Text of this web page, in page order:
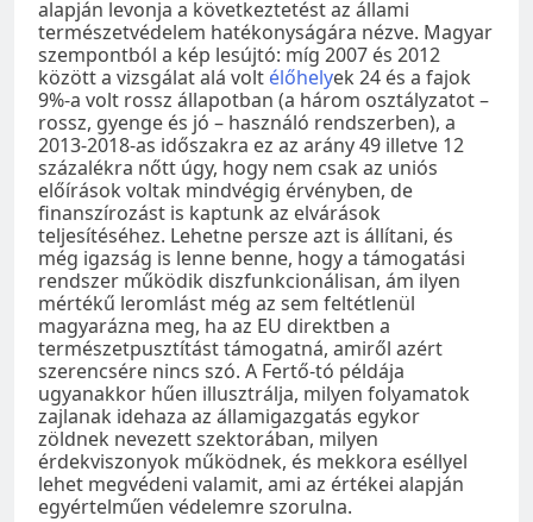
alapján levonja a következtetést az állami
természetvédelem hatékonyságára nézve. Magyar
szempontból a kép lesújtó: míg 2007 és 2012
között a vizsgálat alá volt élőhelyek 24 és a fajok
9%-a volt rossz állapotban (a három osztályzatot –
rossz, gyenge és jó – használó rendszerben), a
2013-2018-as időszakra ez az arány 49 illetve 12
százalékra nőtt úgy, hogy nem csak az uniós
előírások voltak mindvégig érvényben, de
finanszírozást is kaptunk az elvárások
teljesítéséhez. Lehetne persze azt is állítani, és
még igazság is lenne benne, hogy a támogatási
rendszer működik diszfunkcionálisan, ám ilyen
mértékű leromlást még az sem feltétlenül
magyarázna meg, ha az EU direktben a
természetpusztítást támogatná, amiről azért
szerencsére nincs szó. A Fertő-tó példája
ugyanakkor hűen illusztrálja, milyen folyamatok
zajlanak idehaza az államigazgatás egykor
zöldnek nevezett szektorában, milyen
érdekviszonyok működnek, és mekkora eséllyel
lehet megvédeni valamit, ami az értékei alapján
egyértelműen védelemre szorulna.